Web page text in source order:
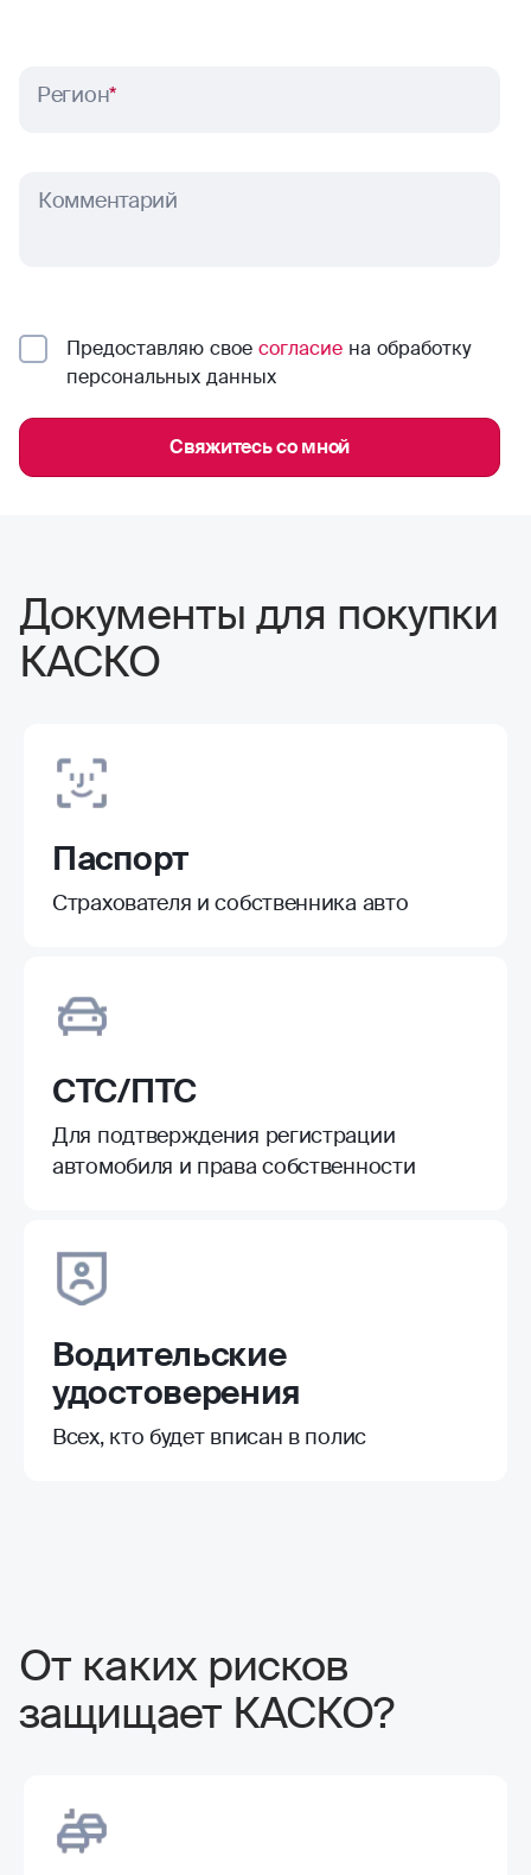
Регион*
Комментарий
Предоставляю свое согласие на обработку
персональных данных
Свяжитесь со мной
Документы для покупки
КАСКО
Паспорт
Страхователя и собственника авто
СТС/ПТС
Для подтверждения регистрации
автомобиля и права собственности
Водительские
удостоверения
Всех, кто будет вписан в полис
От каких рисков
защищает КАСКО?